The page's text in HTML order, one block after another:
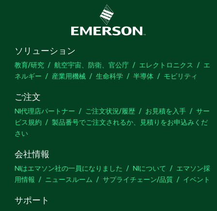
ソリューション
教育/研究 航空宇宙、防衛、官公庁 エレクトロニクス
エ
ネルギー
産業用機械 生命科学 半導体 モビリティ
ご注文
NI代理店パートナー ご注文状況/履歴 お見積を入手
サー
ビス規約
製品番号でご注文されるか、見積りをお申込みくだ
さい
会社情報
NIはエマソン社の一員になりました NIについて
エマソン採
用情報
ニュースルーム サプライチェーン/品質 イベント
サポート